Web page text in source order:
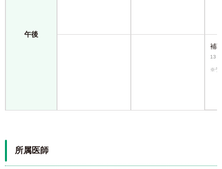
午後
補
13
※予
所属医師